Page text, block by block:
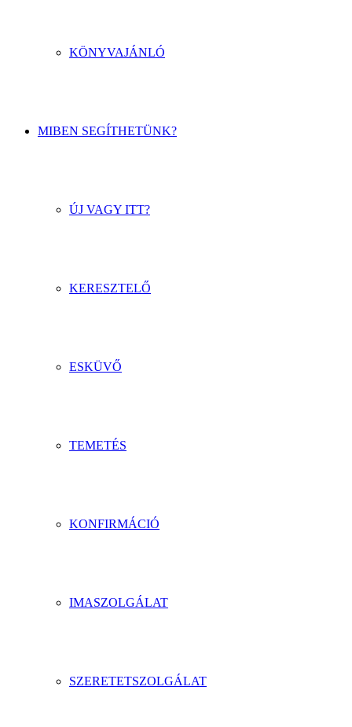
KÖNYVAJÁNLÓ
MIBEN SEGÍTHETÜNK?
ÚJ VAGY ITT?
KERESZTELŐ
ESKÜVŐ
TEMETÉS
KONFIRMÁCIÓ
IMASZOLGÁLAT
SZERETETSZOLGÁLAT